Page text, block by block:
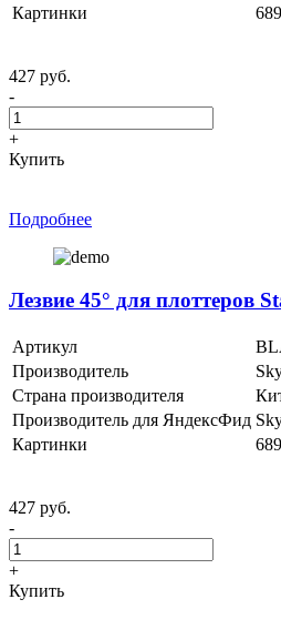
Картинки
427 руб.
-
+
Купить
Подробнее
Лезвие 45° для плоттеров
Артикул
Производитель
Страна производителя
Производитель для ЯндексФид
Картинки
427 руб.
-
+
Купить